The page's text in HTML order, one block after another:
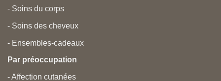
- Soins du corps
- Soins des cheveux
- Ensembles-cadeaux
Par préoccupation
- Affection cutanées